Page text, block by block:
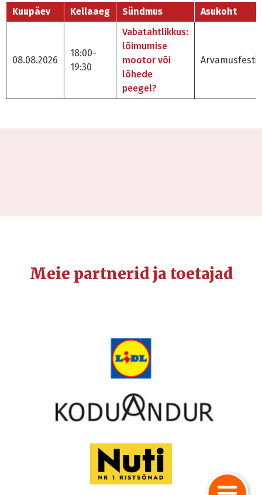
Kuupäev Kellaaeg Sündmus Asukoht
08.08.2026
18:00-
19:30
Vabatahtlikkus:
lõimumise
mootor või
lõhede
peegel?
Meie partnerid ja toetajad